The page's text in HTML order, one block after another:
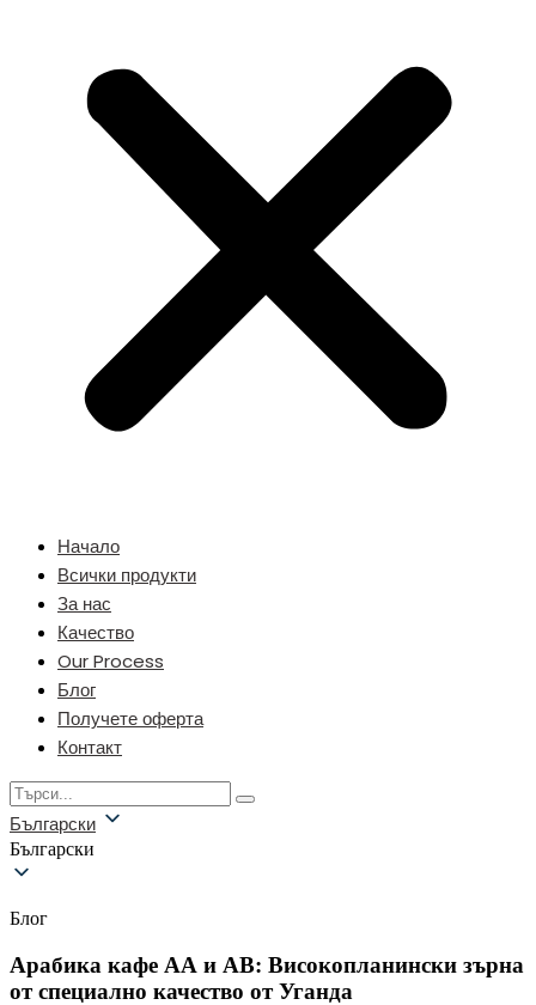
Начало
Всички продукти
За нас
Качество
Our Process
Блог
Получете оферта
Контакт
Български
Български
Блог
Арабика кафе АА и АВ: Високопланински зърна
от специално качество от Уганда